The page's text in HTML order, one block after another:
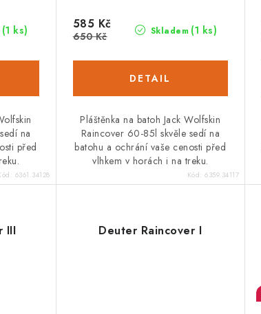
(1 ks)
na
před
6361.34128
Skladem (1 ks)
585 Kč
650 Kč
Pláštěnka na batoh Jack Wolfskin
Raincover 60-85l skvěle sedí na
batohu a ochrání vaše cenosti před
vlhkem v horách i na treku.
Kód:6359.34117
III Deuter Raincover I